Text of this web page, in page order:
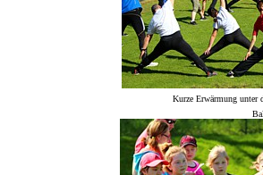
Kurze Erwärmung